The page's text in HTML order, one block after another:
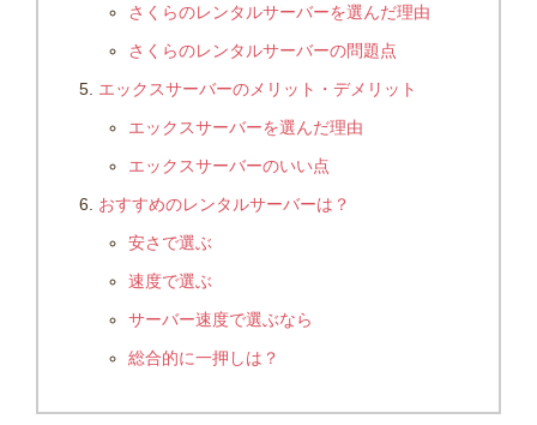
さくらのレンタルサーバーを選んだ理由
さくらのレンタルサーバーの問題点
エックスサーバーのメリット・デメリット
エックスサーバーを選んだ理由
エックスサーバーのいい点
おすすめのレンタルサーバーは？
安さで選ぶ
速度で選ぶ
サーバー速度で選ぶなら
総合的に一押しは？